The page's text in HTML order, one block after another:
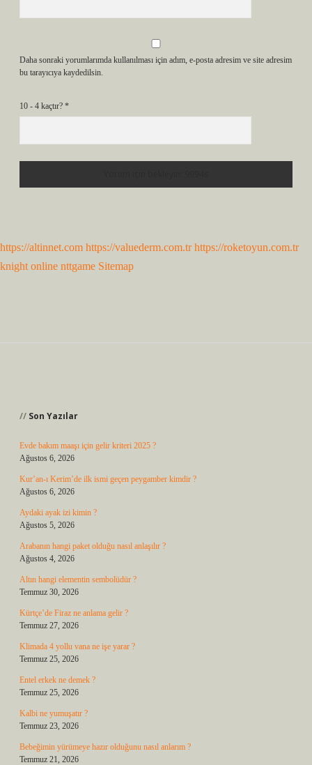
Daha sonraki yorumlarımda kullanılması için adım, e-posta adresim ve site adresim
bu tarayıcıya kaydedilsin.
10 - 4 kaçtır? *
https://altinnet.com https://valuederm.com.tr https://roketoyun.com.tr
knight online nttgame Sitemap
Son Yazılar
Evde bakım maaşı için gelir kriteri 2025 ?
Ağustos 6, 2026
Kur’an-ı Kerim’de ilk ismi geçen peygamber kimdir ?
Ağustos 6, 2026
Aydaki ayak izi kimin ?
Ağustos 5, 2026
Arabanın hangi paket olduğu nasıl anlaşılır ?
Ağustos 4, 2026
Altın hangi elementin sembolüdür ?
Temmuz 30, 2026
Kürtçe’de Firaz ne anlama gelir ?
Temmuz 27, 2026
Klimada 4 yollu vana ne işe yarar ?
Temmuz 25, 2026
Entel erkek ne demek ?
Temmuz 25, 2026
Kalbi ne yumuşatır ?
Temmuz 23, 2026
Bebeğimin yürümeye hazır olduğunu nasıl anlarım ?
Temmuz 21, 2026